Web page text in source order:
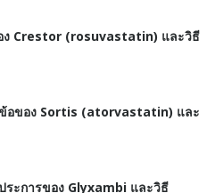
ง Crestor (rosuvastatin) และวิธี
ข้อของ Sortis (atorvastatin) และ
ระการของ Glyxambi และวิธี